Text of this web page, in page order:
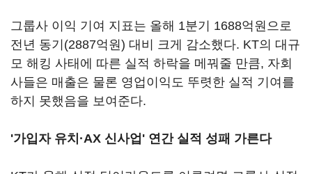
그룹사 이익 기여 지표는 올해 1분기 1688억원으로
전년 동기(2887억원) 대비 크게 감소했다. KT의 대규
모 해킹 사태에 따른 실적 하락을 메꿔줄 만큼, 자회
사들은 매출은 물론 영업이익도 뚜렷한 실적 기여를
하지 못했음을 보여준다.
'가입자 유치·AX 신사업' 연간 실적 성패 가른다